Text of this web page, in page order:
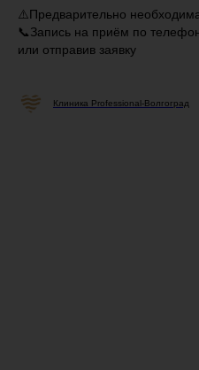
⚠️Предварительно
📞Запись на приём по
или отправив заявку
Клиника Professional-Волгоград